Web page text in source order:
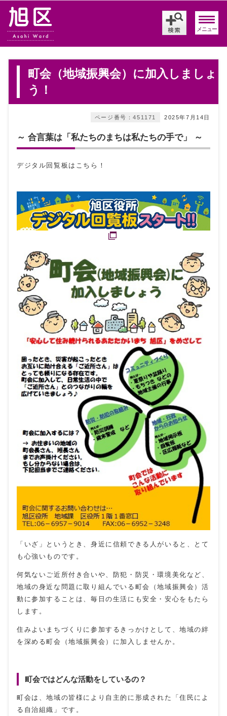
メニュー
町会（地域振興会）に加入しましょ
う！
2025年7月14日
ページ番号：451171
～ 合言葉は「私たちのまちは私たちの手で」 ～
デジタル回覧板はこちら！
「いざ」というとき、身近に信頼できる人がいると、とて
も心強いものです。
何気ないご近所付き合いや、防犯・防災・環境美化など、
地域の身近な問題に取り組んでいる町会（地域振興会）活
動に参加することは、毎日の生活にも安全・安心をもたら
します。
住みよいまちづくりに参加するきっかけとして、地域の絆
を深める町会（地域振興会）に加入しませんか。
町会ではどんな活動をしているの？
町会は、地域の皆様により自主的に形成された「住民によ
る自治組織」です。